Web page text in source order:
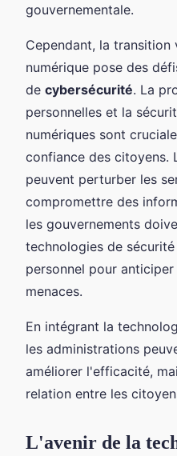
gouvernementale.
Cependant, la transition
numérique pose des
de cybersécurité. La
personnelles et la
numériques sont
confiance des citoyens.
peuvent perturber les
compromettre des
les gouvernements
technologies de
personnel pour
menaces.
En intégrant la
les administrations
améliorer l'efficacité,
relation entre les
L'avenir de la